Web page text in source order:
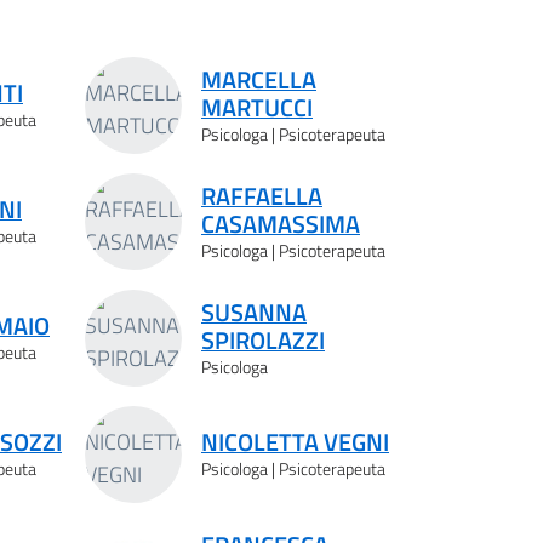
MARCELLA
MARTUCCI
Psicologa | Psicoterapeuta
RAFFAELLA
CASAMASSIMA
Psicologa | Psicoterapeuta
SUSANNA
SPIROLAZZI
Psicologa
NICOLETTA VEGNI
Psicologa | Psicoterapeuta